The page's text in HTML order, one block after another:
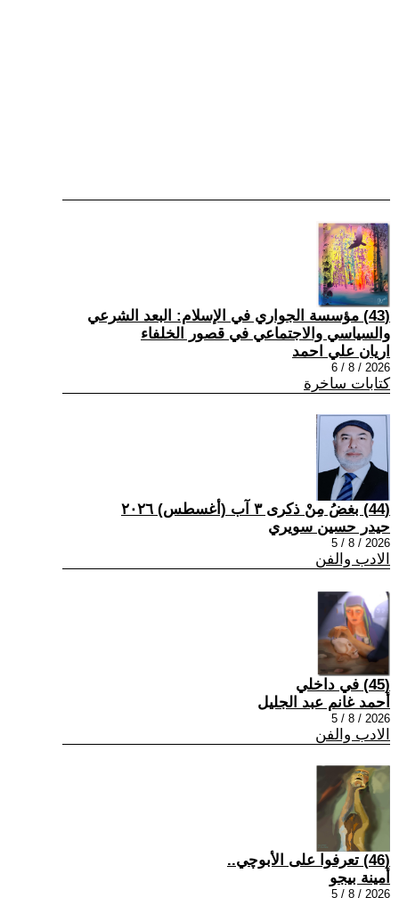
(43) مؤسسة الجواري في الإسلام: البعد الشرعي
والسياسي والاجتماعي في قصور الخلفاء
اريان علي احمد
2026 / 8 / 6
كتابات ساخرة
(44) بغضُ مِنْ ذكرى ٣ آب (أغسطس) ٢٠٢٦
حيدر حسين سويري
2026 / 8 / 5
الادب والفن
(45) في داخلي
أحمد غانم عبد الجليل
2026 / 8 / 5
الادب والفن
(46) تعرفوا على الأبوچي..
أمينة بيجو
2026 / 8 / 5